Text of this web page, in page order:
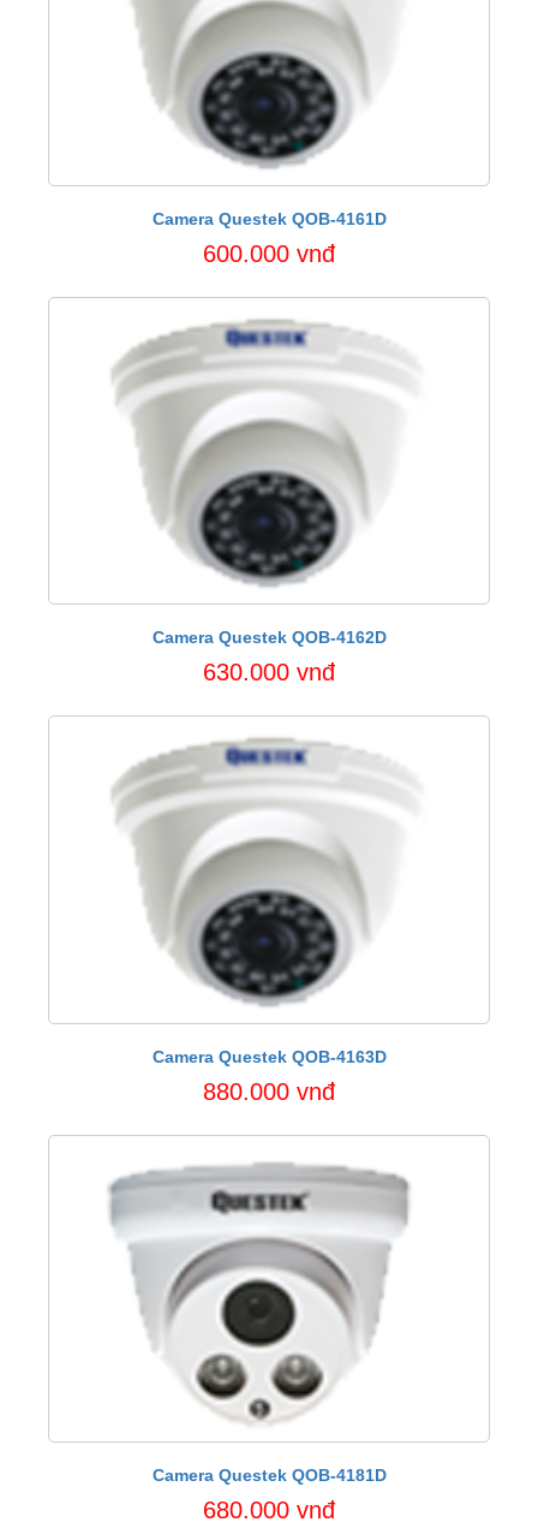
Camera Questek QOB-4161D
600.000 vnđ
Camera Questek QOB-4162D
630.000 vnđ
Camera Questek QOB-4163D
880.000 vnđ
Camera Questek QOB-4181D
680.000 vnđ